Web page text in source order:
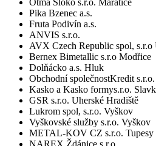
Pika Bzenec a.s.
Fruta Podivín a.s.
ANVIS s.r.o.
AVX Czech Republic spol, s.r.o
Bernex Bimetallic s.r.o Modřice
Dolňácko a.s. Hluk
Obchodní společnostKredit
Kasko a Kasko formys.r.o.
GSR s.r.o. Uherské Hradiště
Lukrom spol, s.r.o. Vyškov
Vyškovské služby s.r.o. Vyškov
METAL-KOV CZ s.r.o. Tupesy
NAREX Ždánice s.r.o.